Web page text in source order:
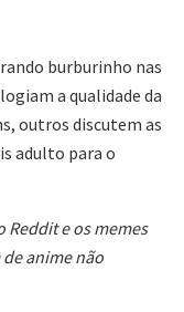
burburinho nas
a qualidade da
outros discutem as
adulto para o
Reddit e os memes
anime não